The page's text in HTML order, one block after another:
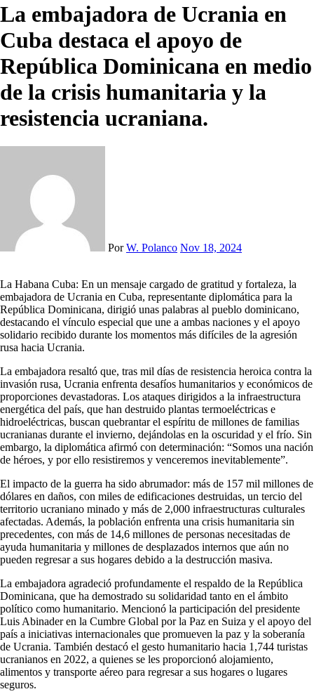
La embajadora de Ucrania en
Cuba destaca el apoyo de
República Dominicana en medio
de la crisis humanitaria y la
resistencia ucraniana.
PorW. Polanco Nov 18, 2024
La Habana Cuba: En un mensaje cargado de gratitud y fortaleza, la
embajadora de Ucrania en Cuba, representante diplomática para la
República Dominicana, dirigió unas palabras al pueblo dominicano,
destacando el vínculo especial que une a ambas naciones y el apoyo
solidario recibido durante los momentos más difíciles de la agresión
rusa hacia Ucrania.
La embajadora resaltó que, tras mil días de resistencia heroica contra la
invasión rusa, Ucrania enfrenta desafíos humanitarios y económicos de
proporciones devastadoras. Los ataques dirigidos a la infraestructura
energética del país, que han destruido plantas termoeléctricas e
hidroeléctricas, buscan quebrantar el espíritu de millones de familias
ucranianas durante el invierno, dejándolas en la oscuridad y el frío. Sin
embargo, la diplomática afirmó con determinación: “Somos una nación
de héroes, y por ello resistiremos y venceremos inevitablemente”.
El impacto de la guerra ha sido abrumador: más de 157 mil millones de
dólares en daños, con miles de edificaciones destruidas, un tercio del
territorio ucraniano minado y más de 2,000 infraestructuras culturales
afectadas. Además, la población enfrenta una crisis humanitaria sin
precedentes, con más de 14,6 millones de personas necesitadas de
ayuda humanitaria y millones de desplazados internos que aún no
pueden regresar a sus hogares debido a la destrucción masiva.
La embajadora agradeció profundamente el respaldo de la República
Dominicana, que ha demostrado su solidaridad tanto en el ámbito
político como humanitario. Mencionó la participación del presidente
Luis Abinader en la Cumbre Global por la Paz en Suiza y el apoyo del
país a iniciativas internacionales que promueven la paz y la soberanía
de Ucrania. También destacó el gesto humanitario hacia 1,744 turistas
ucranianos en 2022, a quienes se les proporcionó alojamiento,
alimentos y transporte aéreo para regresar a sus hogares o lugares
seguros.